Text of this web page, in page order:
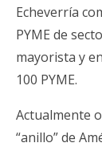
Echeverría
PYME de
mayorista y
100 PYME.
Actualmente
“anillo” de